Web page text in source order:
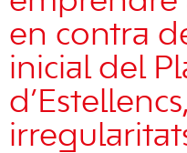
en contra
inicial del